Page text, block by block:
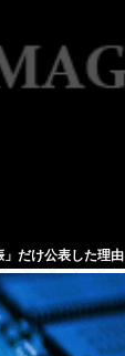
だけ公表した理由